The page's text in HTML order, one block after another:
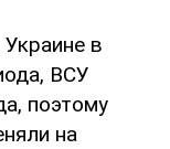
в
ВСУ
поэтому
на